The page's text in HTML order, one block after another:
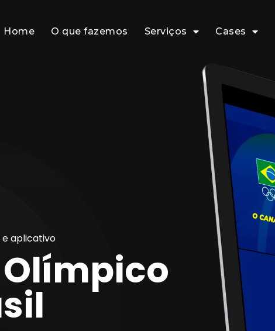
Home O que fazemos Serviços Cases
e aplicativo